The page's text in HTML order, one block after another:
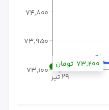
۲۹ تیر
۷۳٬۱۰۰
۷۳٬۹۵۰
۷۴٬۸۰۰
۷۳٬۲۰۰ تومان